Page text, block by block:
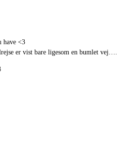
have <3
er vist bare ligesom en bumlet vej….